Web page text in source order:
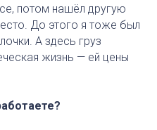
потом нашёл другую
До этого я тоже был
А здесь груз
жизнь — ей цены